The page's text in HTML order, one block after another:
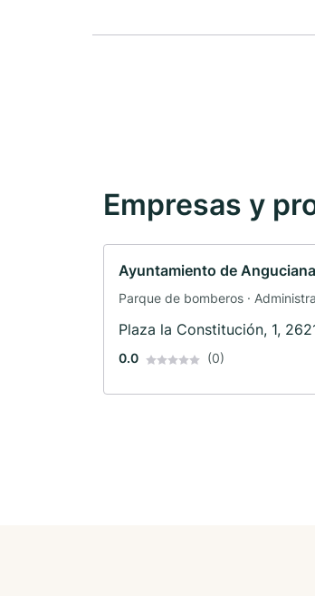
Empresas y
Ayuntamiento de Anguciana
Parque de bomberos ·
Plaza la Constitución, 1,
0.0 (0)